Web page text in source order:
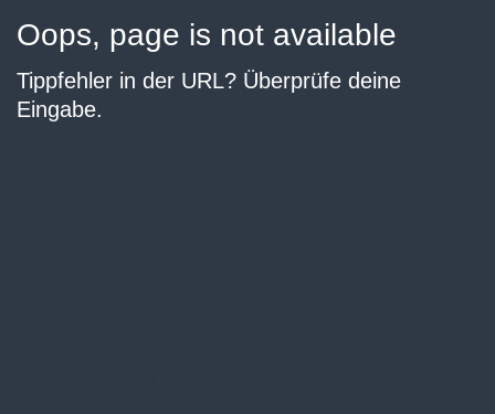
Oops, page is not available
Tippfehler in der URL? Überprüfe deine
Eingabe.